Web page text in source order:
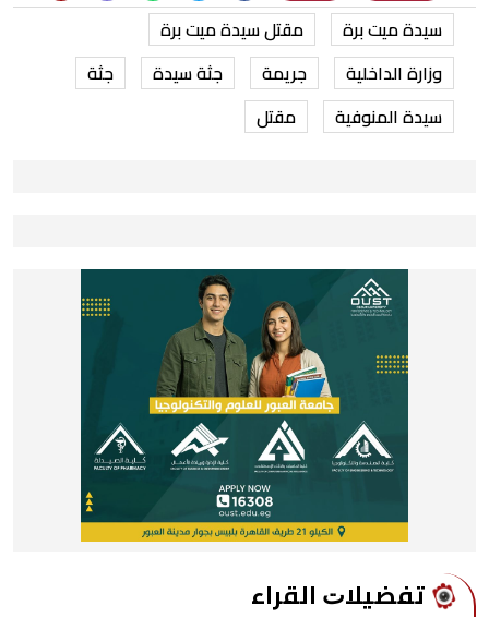
سيدة ميت برة
مقتل سيدة ميت برة
وزارة الداخلية
جريمة جثة سيدة
جثة
سيدة المنوفية
مقتل
ﺗﻔﻀﻴﻼﺕ اﻟﻘﺮاء